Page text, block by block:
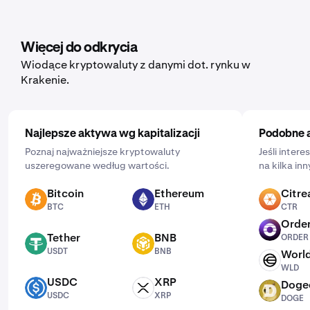
wprowadź kwotę, którą chcesz wydać, i częstotliwość,
klikając „Jednorazowo” i wybierając harmonogram:
codziennie, co tydzień lub co miesiąc.
Więcej do odkrycia
Wiodące kryptowaluty z danymi dot. rynku w
Krakenie.
Najlepsze aktywa wg kapitalizacji
Poznaj najważniejsze kryptowaluty
uszeregowane według wartości.
BTC Bitcoin
BTC
ETH Ethereum
ETH
USDT Tether
USDT
BNB BNB
BNB
USDC USDC
USDC
XRP XRP
XRP
Podobne
Jeśli
na kilka
CTR
CTR
ORDER
ORDER
WLD
WLD
DOGE
DOGE